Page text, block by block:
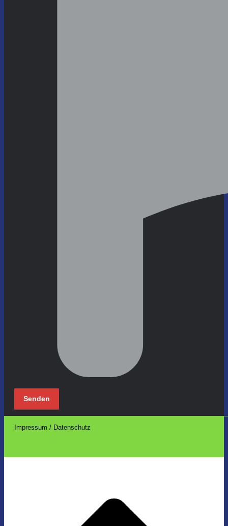
Impressum / Datenschutz